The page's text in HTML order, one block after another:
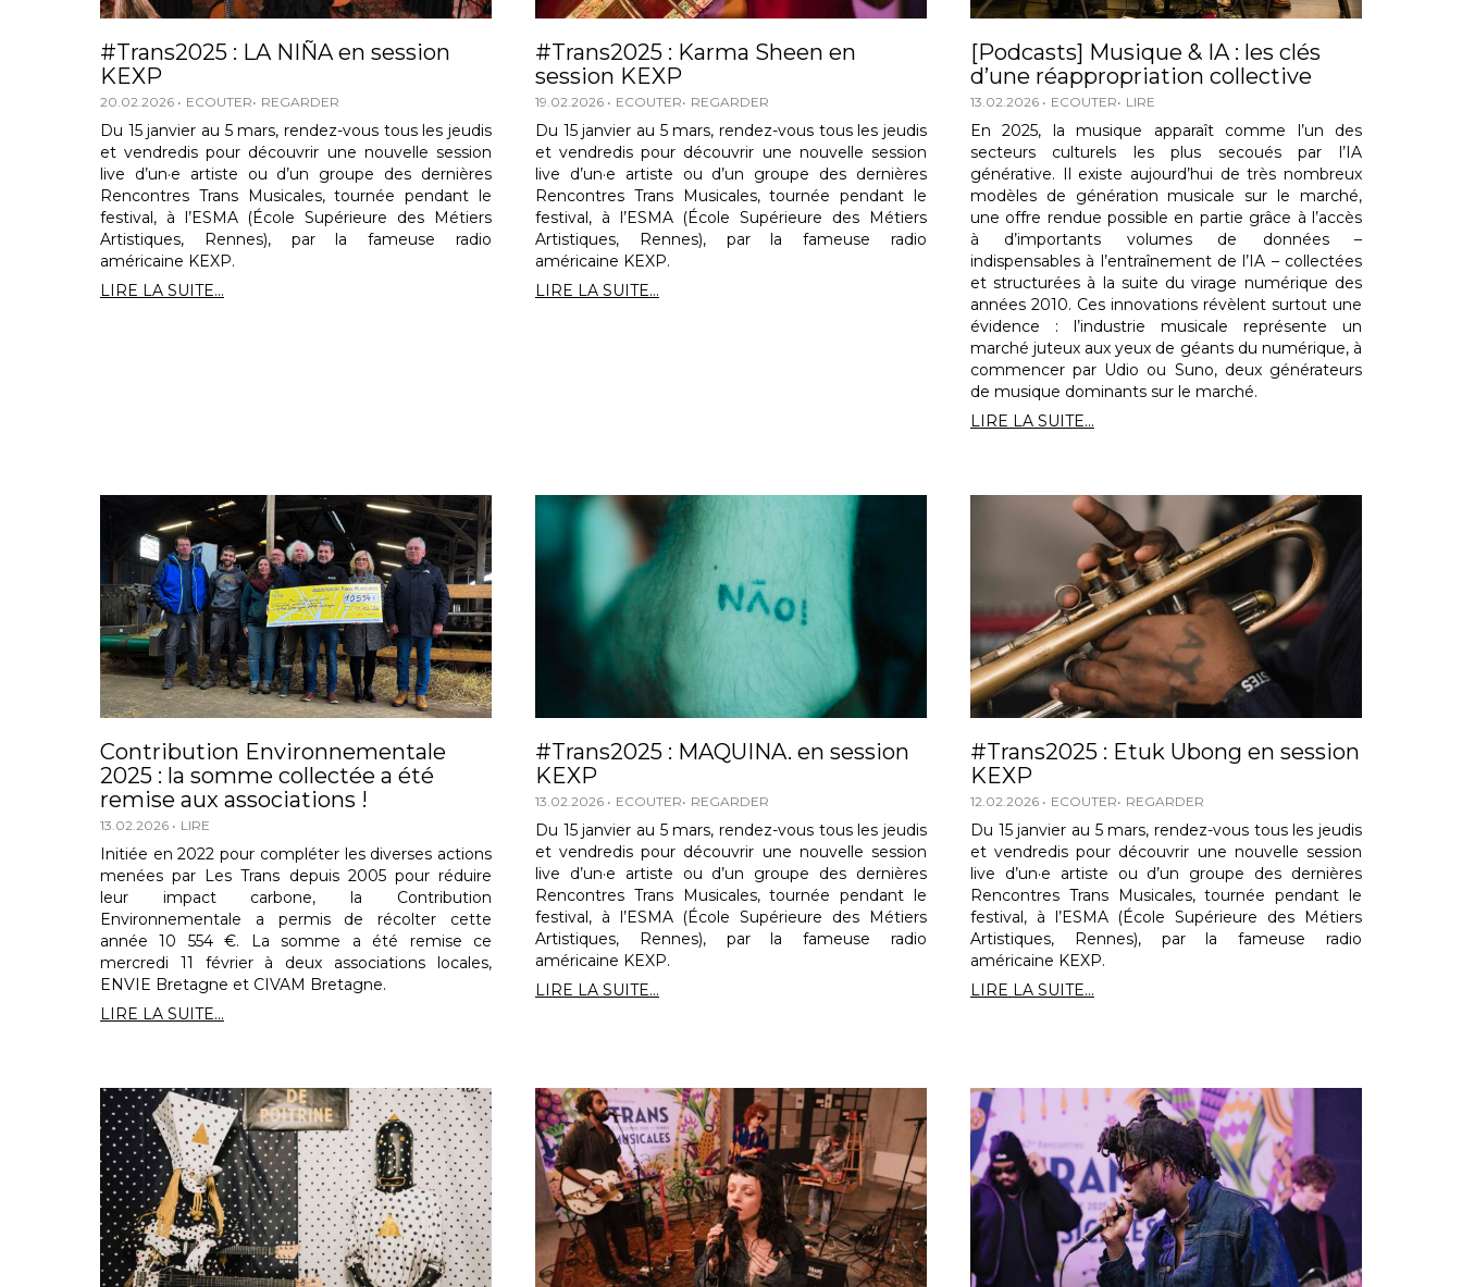
#Trans2025 : LA NIÑA en session
KEXP
20.02.2026 ECOUTER REGARDER
Du 15 janvier au 5 mars, rendez-vous tous les jeudis
et vendredis pour découvrir une nouvelle session
live d’un·e artiste ou d’un groupe des dernières
Rencontres Trans Musicales, tournée pendant le
festival, à l’ESMA (École Supérieure des Métiers
Artistiques, Rennes), par la fameuse radio
américaine KEXP.
LIRE LA SUITE...
#Trans2025 : Karma Sheen en
session KEXP
19.02.2026 ECOUTER REGARDER
Du 15 janvier au 5 mars, rendez-vous tous les jeudis
et vendredis pour découvrir une nouvelle session
live d’un·e artiste ou d’un groupe des dernières
Rencontres Trans Musicales, tournée pendant le
festival, à l’ESMA (École Supérieure des Métiers
Artistiques, Rennes), par la fameuse radio
américaine KEXP.
LIRE LA SUITE...
[Podcasts] Musique & IA : les clés
d’une réappropriation collective
13.02.2026 ECOUTER LIRE
En 2025, la musique apparaît comme l’un des
secteurs culturels les plus secoués par l’IA
générative. Il existe aujourd’hui de très nombreux
modèles de génération musicale sur le marché,
une offre rendue possible en partie grâce à l’accès
à d’importants volumes de données –
indispensables à l’entraînement de l’IA – collectées
et structurées à la suite du virage numérique des
années 2010. Ces innovations révèlent surtout une
évidence : l’industrie musicale représente un
marché juteux aux yeux de géants du numérique, à
commencer par Udio ou Suno, deux générateurs
de musique dominants sur le marché.
LIRE LA SUITE...
Contribution Environnementale
2025 : la somme collectée a été
remise aux associations !
13.02.2026 LIRE
Initiée en 2022 pour compléter les diverses actions
menées par Les Trans depuis 2005 pour réduire
leur impact carbone, la Contribution
Environnementale a permis de récolter cette
année 10 554 €. La somme a été remise ce
mercredi 11 février à deux associations locales,
ENVIE Bretagne et CIVAM Bretagne.
LIRE LA SUITE...
#Trans2025 : MAQUINA. en session
KEXP
13.02.2026 ECOUTER REGARDER
Du 15 janvier au 5 mars, rendez-vous tous les jeudis
et vendredis pour découvrir une nouvelle session
live d’un·e artiste ou d’un groupe des dernières
Rencontres Trans Musicales, tournée pendant le
festival, à l’ESMA (École Supérieure des Métiers
Artistiques, Rennes), par la fameuse radio
américaine KEXP.
LIRE LA SUITE...
#Trans2025 : Etuk Ubong en session
KEXP
12.02.2026 ECOUTER REGARDER
Du 15 janvier au 5 mars, rendez-vous tous les jeudis
et vendredis pour découvrir une nouvelle session
live d’un·e artiste ou d’un groupe des dernières
Rencontres Trans Musicales, tournée pendant le
festival, à l’ESMA (École Supérieure des Métiers
Artistiques, Rennes), par la fameuse radio
américaine KEXP.
LIRE LA SUITE...